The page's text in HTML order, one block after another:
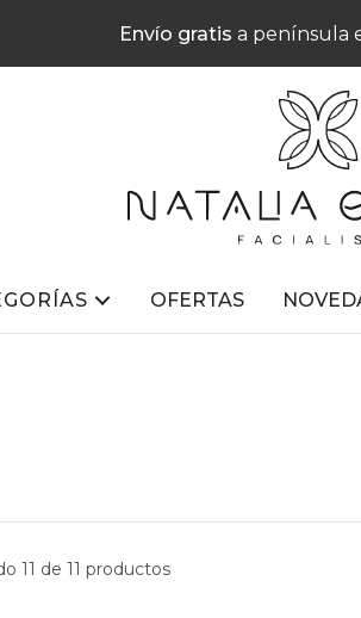
Envío gratis a península
OFERTAS
11 de 11 productos